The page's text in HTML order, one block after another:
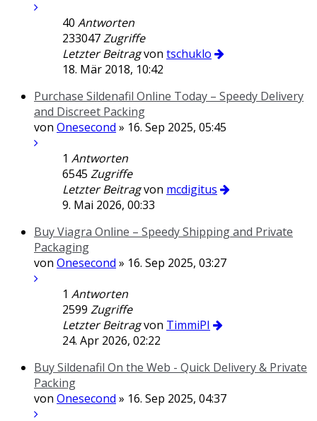
40 Antworten
233047Zugriffe
Letzter Beitragvon tschuklo
18. Mär 2018, 10:42
Purchase Sildenafil Online Today – Speedy Delivery
and Discreet Packing
von Onesecond » 16. Sep 2025, 05:45
1 Antworten
6545 Zugriffe
Letzter Beitragvon mcdigitus
9. Mai 2026, 00:33
Buy Viagra Online – Speedy Shipping and Private
Packaging
von Onesecond » 16. Sep 2025, 03:27
1 Antworten
2599 Zugriffe
Letzter Beitragvon TimmiPI
24. Apr 2026, 02:22
Buy Sildenafil On the Web - Quick Delivery & Private
Packing
von Onesecond » 16. Sep 2025, 04:37